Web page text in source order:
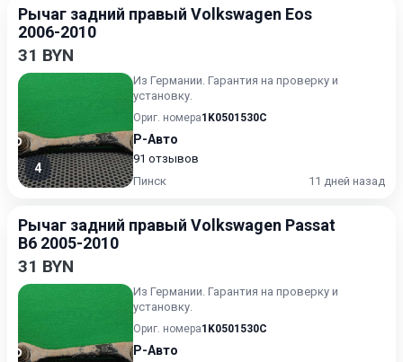
Рычаг задний правый Volkswagen Eos
2006-2010
31 BYN
4
Из Германии. Гарантия на проверку и
установку.
Ориг. номера1K0501530C
Р-Авто
91 отзывов
Пинск
11 дней назад
Рычаг задний правый Volkswagen Passat
B6 2005-2010
31 BYN
Из Германии. Гарантия на проверку и
установку.
Ориг. номера1K0501530C
Р-Авто